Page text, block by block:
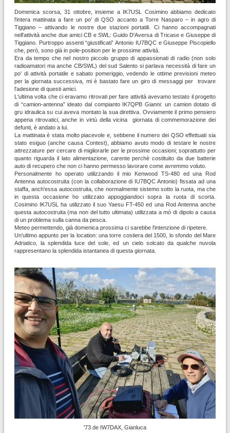
Domenica scorsa, 31 ottobre, insieme a IK7USL Cosimino abbiamo dedicato
l'intera mattinata a fare un po' di QSO accanto a Torre Nasparo – in agro di
Tiggiano – attivando le nostre due stazioni portatili. Ci hanno accompagnati
nell'attività anche due amici CB e SWL: Guido D'Aversa di Tricase e Giuseppe di
Tiggiano. Purtroppo assenti “giustificati” Antonio IU7BQC e Giuseppe Piscopiello
che, però, sono già in pole-position per le prossime attività.
Era da tempo che nel nostro piccolo gruppo di appassionati di radio (non solo
radioamatori ma anche CB/SWL) del sud Salento si parlava necessità di fare un
po' di attività portatile e sabato pomeriggio, vedendo le ottime previsioni meteo
per la giornata successiva, mi è bastato fare un giro di messaggi per trovare
l'adesione di questi amici.
L'ultima volta che ci eravamo ritrovati per fare attività avevamo testato il progetto
di “camion-antenna” ideato dal compianto IK7QPB Gianni: un camion dotato di
gru idraulica su cui aveva montato la sua direttiva. Ovviamente il primo pensiero
appena ritrovatici, anche in virtù della vicina giornata di commemorazione dei
defunti, è andato a lui.
La mattinata è stata molto piacevole e, sebbene il numero dei QSO effettuati sia
stato esiguo (anche causa Contest), abbiamo avuto modo di testare le nostre
attrezzature per cercare di migliorarle per le prossime occasioni; soprattutto per
quanto riguarda il lato alimentazione, carente perchè costituito da due batterie
auto di recupero che non ci hanno permesso lavorare come avremmo voluto.
Personalmente ho operato utilizzando il mio Kenwood TS-480 ed una Rod
Antenna autocostruita (con la collaborazione di IU7BQC Antonio) fissata ad una
staffa, anch'essa autocostruita, che normalmente sistemo sotto la ruota, ma che
in questa occasione ho utilizzato appoggiandoci sopra la ruota di scorta.
Cosimino IK7USL ha utilizzato il suo Yaesu FT-450 ed una Rod Antenna anche
questa autocostruita (ma non del tutto ultimata) utilizzata a mò di dipolo a causa
di un problema sulla canna da pesca.
Meteo permettendo, già domenica prossima ci sarebbe l'intenzione di ripetere.
Un'ultimo appunto per la location: una torre costiera del 1500, lo sfondo del Mare
Adriatico, la splendida luce del sole, ed un cielo solcato da qualche nuvola
rappresentano la splendida istantanea di questa giornata.
'73 de IW7DAX, Gianluca